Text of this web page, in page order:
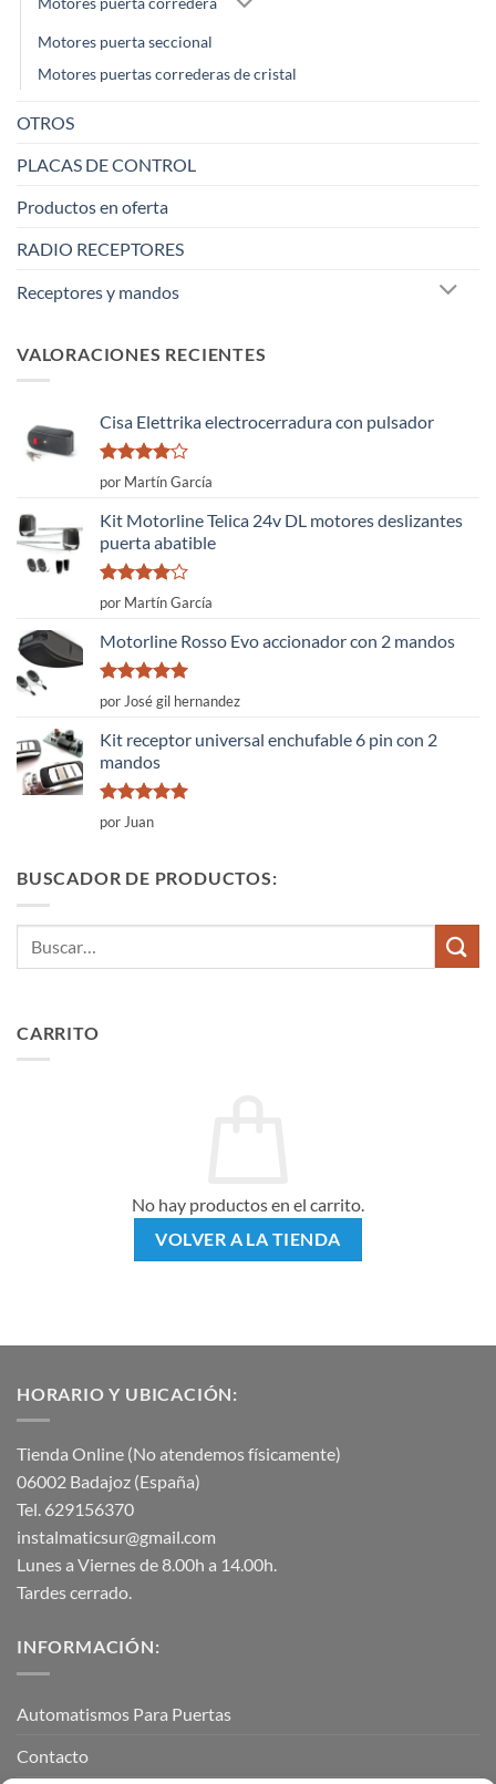
Motores puerta seccional
Motores puertas correderas de cristal
OTROS
PLACAS DE CONTROL
Productos en oferta
RADIO RECEPTORES
Receptores y mandos
VALORACIONES RECIENTES
Cisa Elettrika electrocerradura con pulsador
Valorado
con
5
por Martín García
Kit Motorline Telica 24v DL motores deslizantes
puerta abatible
Valorado
con
5
por Martín García
Motorline Rosso Evo accionador con 2 mandos
Valorado
con
de 5
por José gil hernandez
Kit receptor universal enchufable 6 pin con 2
mandos
Valorado
con
por Juan
BUSCADOR DE PRODUCTOS:
CARRITO
No hay productos en el carrito.
VOLVER A LA TIENDA
HORARIO Y UBICACIÓN:
Tienda Online (No atendemos físicamente)
06002 Badajoz (España)
Tel. 629156370
instalmaticsur@gmail.com
Lunes a Viernes de 8.00h a 14.00h.
Tardes cerrado.
INFORMACIÓN:
Automatismos Para Puertas
Contacto